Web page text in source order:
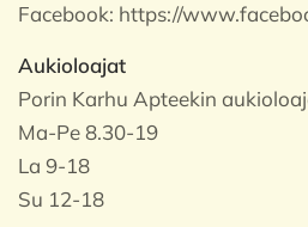
Facebook: https://
Aukioloajat
Porin Karhu Apteekin
Ma-Pe 8.30-19
La 9-18
Su 12-18